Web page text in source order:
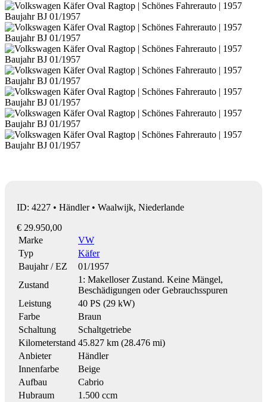
ID: 4227 • Händler • Waalwijk, Niederlande
€ 29.950,00
Marke
VW
Typ
Käfer
Baujahr / EZ
01/1957
Zustand
1: Makelloser Zustand. Keine Mängel,
Beschädigungen oder Gebrauchsspuren
Leistung
40 PS (29 kW)
Farbe
Braun
Schaltung
Schaltgetriebe
Kilometerstand 45.827 km (28.476 mi)
Anbieter
Händler
Innenfarbe
Beige
Aufbau
Cabrio
Hubraum
1.500 ccm